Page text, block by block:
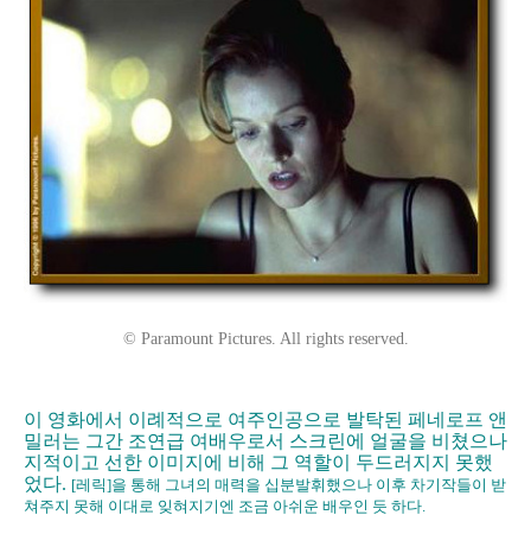
© Paramount Pictures. All rights reserved.
이 영화에서 이례적으로 여주인공으로 발탁된 페네로프 앤
밀러는 그간 조연급 여배우로서 스크린에 얼굴을 비쳤으나
지적이고 선한 이미지에 비해 그 역할이 두드러지지 못했
었다. [레릭]을 통해 그녀의 매력을 십분발휘했으나 이후 차기작들이 받
쳐주지 못해 이대로 잊혀지기엔 조금 아쉬운 배우인 듯 하다.